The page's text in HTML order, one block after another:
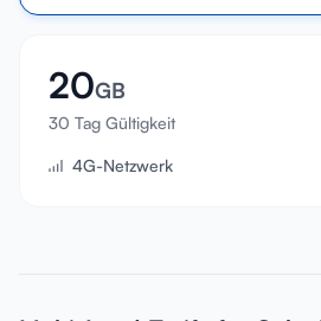
20GB
30 Tag Gültigkeit
4G-Netzwerk